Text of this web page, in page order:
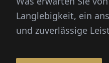
Langlebigkeit, ein
und zuverlässige